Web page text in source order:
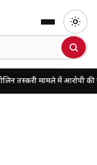
मामले में आरोपी की जमानत